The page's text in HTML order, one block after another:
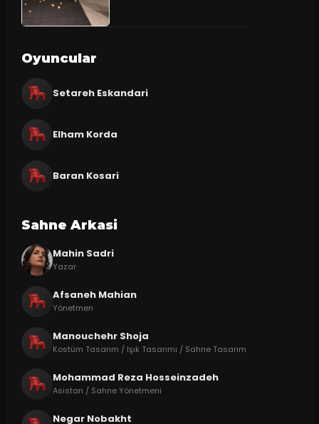
Oyuncular
Setareh Eskandari
Elham Korda
Baran Kosari
Sahne Arkasi
Mahin Sadri
Yazar
Afsaneh Mahian
Yönetmen
Manouchehr Shoja
Kostüm Tasarım / Işık Tasarımı / Sahne Tasarım
Mohammad Reza Hosseinzadeh
Asistan / Sahne Yönetmeni
Negar Nobakht